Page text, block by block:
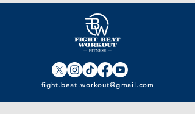
fight.beat.workout@gmail.com